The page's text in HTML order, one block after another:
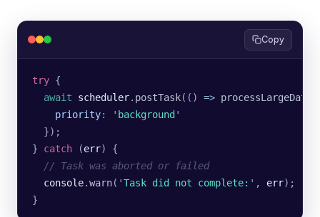
Copy
try {
  await
scheduler. postTask(() =>
    priority
: ' background '
  });
} catch (err) {
  // Task was aborted or failed
  console
.warn( 'Task did not complete: ' , err);
}